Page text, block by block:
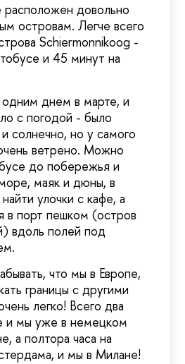
расположен довольно
островам. Легче всего
Schiermonnikoog -
и 45 минут на
днем в марте, и
с погодой - было
солнечно, но у самого
ветрено. Можно
до побережья и
маяк и дюны, в
улочки с кафе, а
в порт пешком (остров
вдоль полей под
что мы в Европе,
границы с другими
легко! Всего два
и мы уже в немецком
а полтора часа на
и мы в Милане!